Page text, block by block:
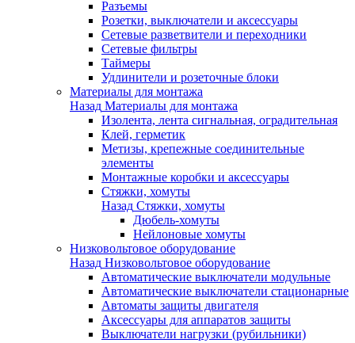
Разъемы
Розетки, выключатели и аксессуары
Сетевые разветвители и переходники
Сетевые фильтры
Таймеры
Удлинители и розеточные блоки
Материалы для монтажа
Назад Материалы для монтажа
Изолента, лента сигнальная, оградительная
Клей, герметик
Метизы, крепежные соединительные
элементы
Монтажные коробки и аксессуары
Стяжки, хомуты
Назад Стяжки, хомуты
Дюбель-хомуты
Нейлоновые хомуты
Низковольтовое оборудование
Назад Низковольтовое оборудование
Автоматические выключатели модульные
Автоматические выключатели стационарные
Автоматы защиты двигателя
Аксессуары для аппаратов защиты
Выключатели нагрузки (рубильники)